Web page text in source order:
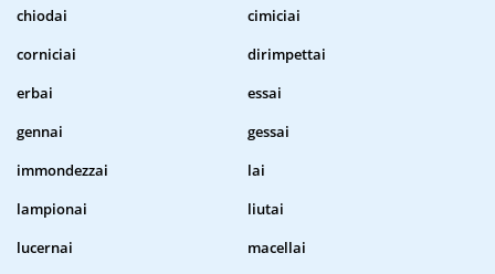
chiodai
cimiciai
corniciai
dirimpettai
erbai
essai
gennai
gessai
immondezzai
lai
lampionai
liutai
lucernai
macellai